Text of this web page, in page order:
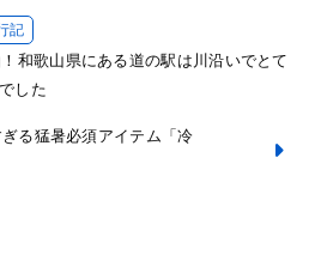
記
和歌山県にある道の駅は川沿いでとて
した
る猛暑必須アイテム「冷